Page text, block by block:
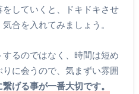
していくと、ドキドキさせ
合を入れてみましょう。
るのではなく、時間は短め
に会うので、気まずい雰囲
繋げる事が一番大切です。